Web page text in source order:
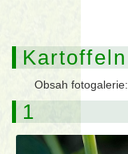
Kartoffeln
Obsah fotogalerie:
1